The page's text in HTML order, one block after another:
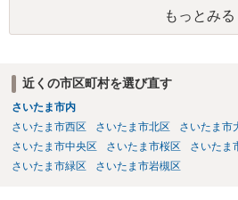
もっとみる
近くの市区町村を選び直す
さいたま市内
さいたま市西区
さいたま市北区 さいたま市
さいたま市中央区
さいたま市桜区 さいたま
さいたま市緑区
さいたま市岩槻区